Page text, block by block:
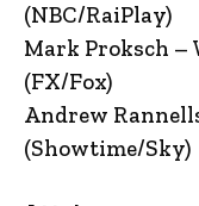
(NBC/RaiPlay)
Mark Proksch –
(FX/Fox)
Andrew
(Showtime/Sky)